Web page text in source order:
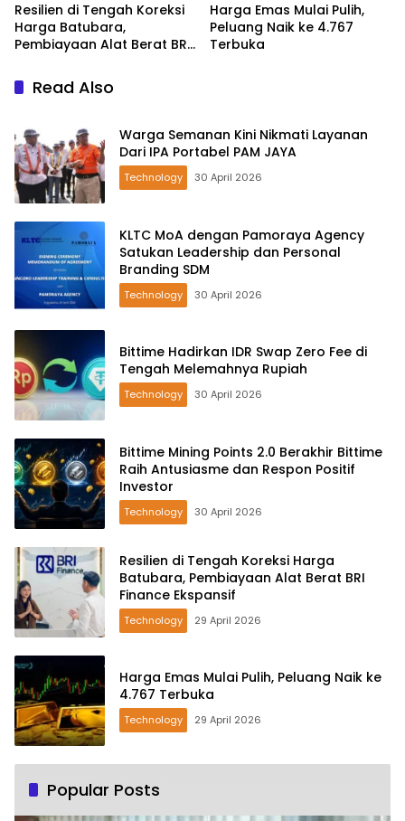
Resilien di Tengah Koreksi
Harga Batubara,
Pembiayaan Alat Berat BRI
Harga Emas Mulai Pulih,
Peluang Naik ke 4.767
Terbuka
Read Also
Warga Semanan Kini Nikmati Layanan
Dari IPA Portabel PAM JAYA
Technology 30 April 2026
KLTC MoA dengan Pamoraya Agency
Satukan Leadership dan Personal
Branding SDM
Technology 30 April 2026
Bittime Hadirkan IDR Swap Zero Fee di
Tengah Melemahnya Rupiah
Technology 30 April 2026
Bittime Mining Points 2.0 Berakhir Bittime
Raih Antusiasme dan Respon Positif
Investor
Technology 30 April 2026
Resilien di Tengah Koreksi Harga
Batubara, Pembiayaan Alat Berat BRI
Finance Ekspansif
Technology 29 April 2026
Harga Emas Mulai Pulih, Peluang Naik ke
4.767 Terbuka
Technology 29 April 2026
Popular Posts